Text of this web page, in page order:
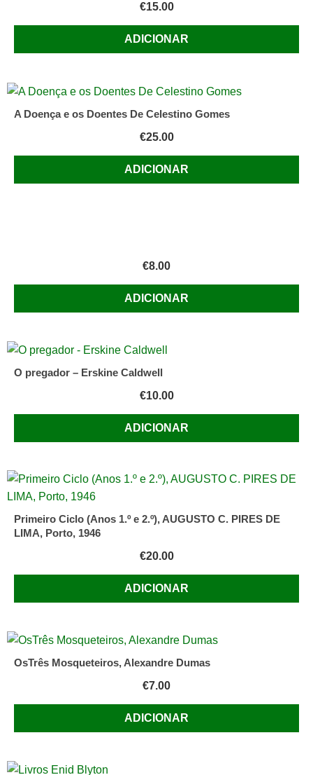
€15.00
ADICIONAR
A Doença e os Doentes De Celestino Gomes
€25.00
ADICIONAR
€8.00
ADICIONAR
O pregador – Erskine Caldwell
€10.00
ADICIONAR
Primeiro Ciclo (Anos 1.º e 2.º), AUGUSTO C. PIRES DE
LIMA, Porto, 1946
€20.00
ADICIONAR
OsTrês Mosqueteiros, Alexandre Dumas
€7.00
ADICIONAR